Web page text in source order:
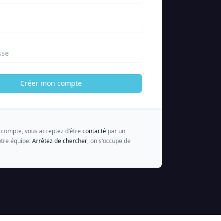
Créer mon compte
vous acceptez d'être contactépar un
équipe.Arrêtez de chercher, on s'occupe de